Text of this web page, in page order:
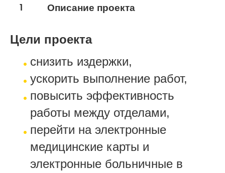
1 Описание проекта
Цели проекта
снизить издержки,
ускорить выполнение работ,
повысить эффективность
работы между отделами,
перейти на электронные
медицинские карты и
электронные больничные в